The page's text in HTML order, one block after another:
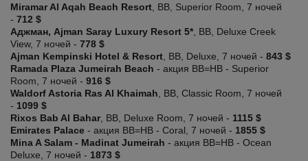
Miramar Al Aqah Beach Resort , BB, Superior Room, 7 ночей
- 712 $
Аджман, Ajman Saray Luxury Resort 5* , BB, Deluxe Creek
View, 7 ночей - 778 $
Ajman Kempinski Hotel & Resort , BB, Deluxe, 7 ночей - 843 $
Ramada Plaza Jumeirah Beach - акция BB=HB - Superior
Room, 7 ночей - 916 $
Waldorf Astoria Ras Al Khaimah , BB, Classic Room, 7 ночей
- 1099 $
Rixos Bab Al Bahar, BB, Deluxe Room, 7 ночей - 1115 $
Emirates Palace - акция BB=HB - Coral, 7 ночей - 1855 $
Mina A Salam - Madinat Jumeirah - акция BB=HB - Ocean
Deluxe, 7 ночей - 1873 $